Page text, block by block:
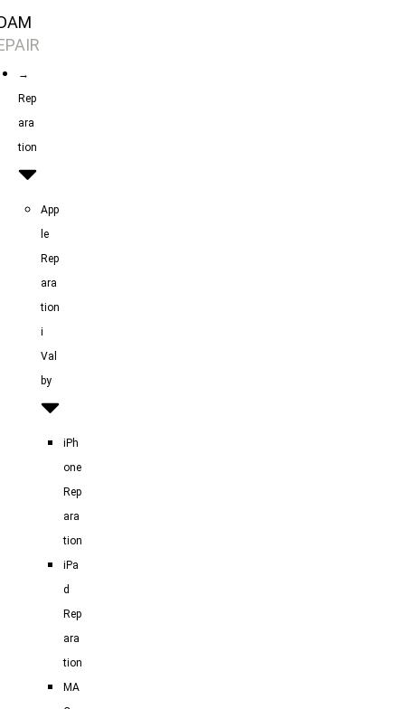
to
content
→
Rep
ara
tion
App
le
Rep
ara
tion
i
Val
by
iPh
one
Rep
ara
tion
iPa
d
Rep
ara
tion
MA